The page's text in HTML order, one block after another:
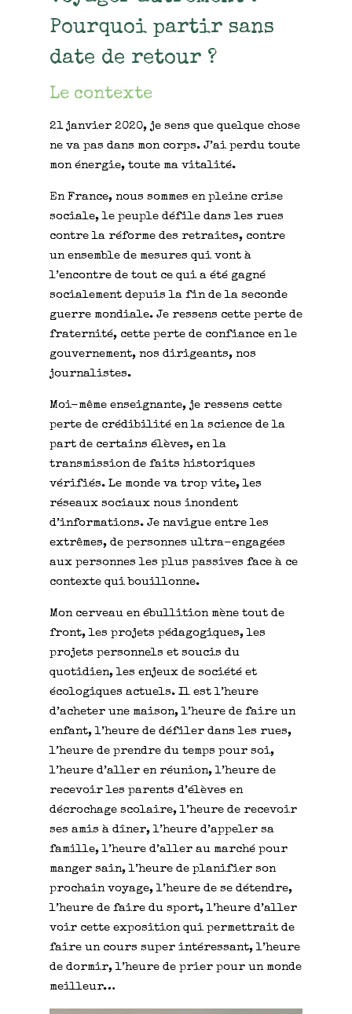
Pourquoi partir sans
date de retour ?
Le contexte
21 janvier 2020, je sens que quelque chose
ne va pas dans mon corps. J’ai perdu toute
mon énergie, toute ma vitalité.
En France, nous sommes en pleine crise
sociale, le peuple défile dans les rues
contre la réforme des retraites, contre
un ensemble de mesures qui vont à
l’encontre de tout ce qui a été gagné
socialement depuis la fin de la seconde
guerre mondiale. Je ressens cette perte de
fraternité, cette perte de confiance en le
gouvernement, nos dirigeants, nos
journalistes.
Moi-même enseignante, je ressens cette
perte de crédibilité en la science de la
part de certains élèves, en la
transmission de faits historiques
vérifiés. Le monde va trop vite, les
réseaux sociaux nous inondent
d’informations. Je navigue entre les
extrêmes, de personnes ultra-engagées
aux personnes les plus passives face à ce
contexte qui bouillonne.
Mon cerveau en ébullition mène tout de
front, les projets pédagogiques, les
projets personnels et soucis du
quotidien, les enjeux de société et
écologiques actuels. Il est l’heure
d’acheter une maison, l’heure de faire un
enfant, l’heure de défiler dans les rues,
l’heure de prendre du temps pour soi,
l’heure d’aller en réunion, l’heure de
recevoir les parents d’élèves en
décrochage scolaire, l’heure de recevoir
ses amis à dîner, l’heure d’appeler sa
famille, l’heure d’aller au marché pour
manger sain, l’heure de planifier son
prochain voyage, l’heure de se détendre,
l’heure de faire du sport, l’heure d’aller
voir cette exposition qui permettrait de
faire un cours super intéressant, l’heure
de dormir, l’heure de prier pour un monde
meilleur…